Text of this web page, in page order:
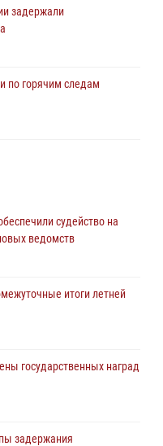
задержали
по горячим следам
санитарных вылетов в
граждан на южном
заседание
судейство на
ведомств
итоги летней
государственных наград
задержания